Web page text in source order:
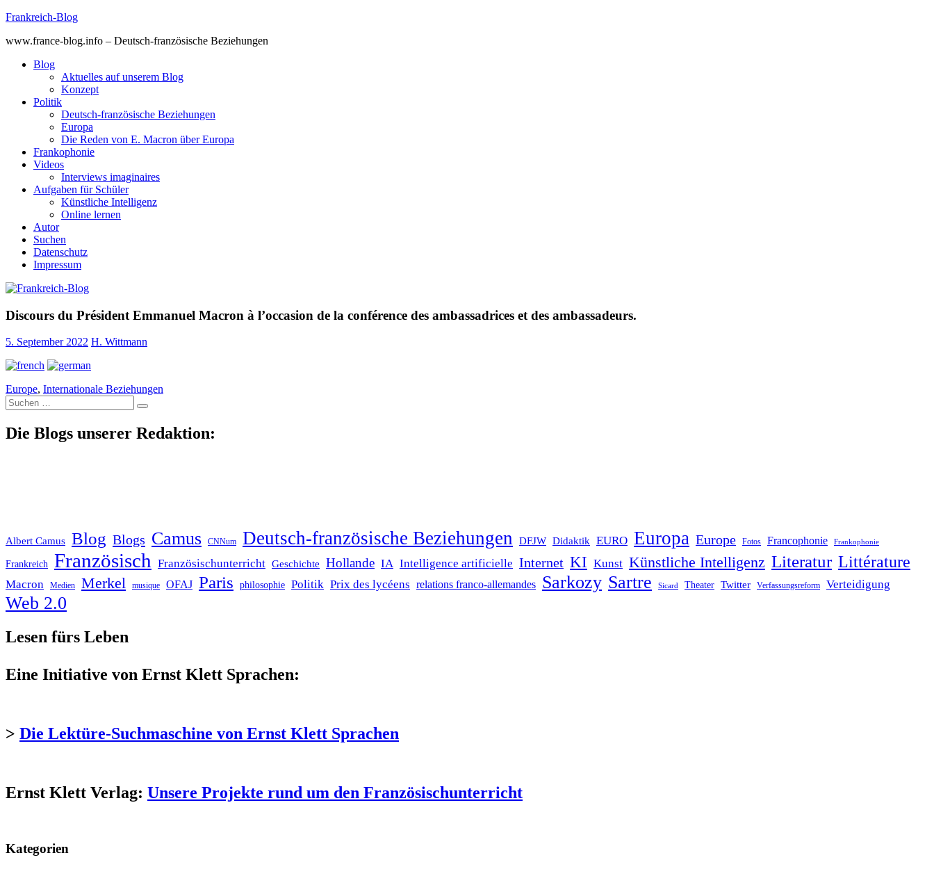
Skip
content
Frankreich-Blog
www.france-blog.info – Deutsch-französische Beziehungen
Blog
Aktuelles auf unserem Blog
Konzept
Politik
Deutsch-französische Beziehungen
Europa
Die Reden von E. Macron über Europa
Frankophonie
Videos
Interviews imaginaires
Aufgaben für Schüler
Künstliche Intelligenz
Online lernen
Autor
Suchen
Datenschutz
Impressum
Discours du Président Emmanuel Macron à l’occasion de la conférence des ambassadrices et des ambassadeurs.
5. September 2022 H. Wittmann
Europe, Internationale Beziehungen
Suche
nach:
Die Blogs unserer Redaktion:
Albert Camus Blog Blogs Camus CNNum Deutsch-französische Beziehungen DFJW Didaktik EURO Europa Europe Fotos Francophonie Frankophonie
Frankreich Französisch Französischunterricht Geschichte Hollande IA Intelligence artificielle Internet KI Kunst Künstliche Intelligenz Literatur Littérature
Macron Medien Merkel musique OFAJ Paris philosophie Politik Prix des lycéens relations franco-allemandes Sarkozy Sartre Sicard Theater Twitter Verfassungsreform Verteidigung
Web 2.0
Lesen fürs Leben
Eine Initiative von Ernst Klett Sprachen:
> Die Lektüre-Suchmaschine von Ernst Klett Sprachen
Ernst Klett Verlag: Unsere Projekte rund um den Französischunterricht
Kategorien